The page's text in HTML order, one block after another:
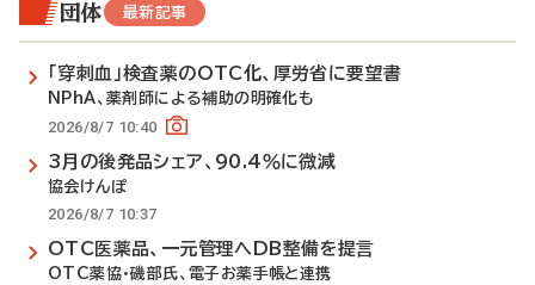
団体 最新記事
「穿刺血」検査薬のOTC化、厚労省に要望書
NPhA、薬剤師による補助の明確化も
2026/8/7 10:40
3月の後発品シェア、90.4％に微減
協会けんぽ
2026/8/7 10:37
OTC医薬品、一元管理へDB整備を提言
OTC薬協・磯部氏、電子お薬手帳と連携